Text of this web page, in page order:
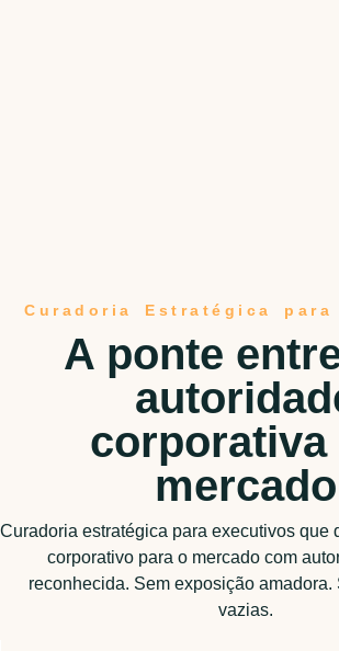
Curadoria Estratégica para
A ponte
corporativa
mercado
Curadoria estratégica para executivos que
corporativo para o mercado com
reconhecida. Sem exposição amadora.
vazias.